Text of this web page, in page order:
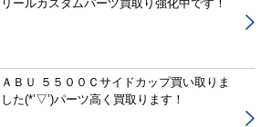
リールカスタムパーツ買取り強化中です！
ＡＢＵ ５５００Ｃサイドカップ買い取りま
した(*’▽’)パーツ高く買取ります！